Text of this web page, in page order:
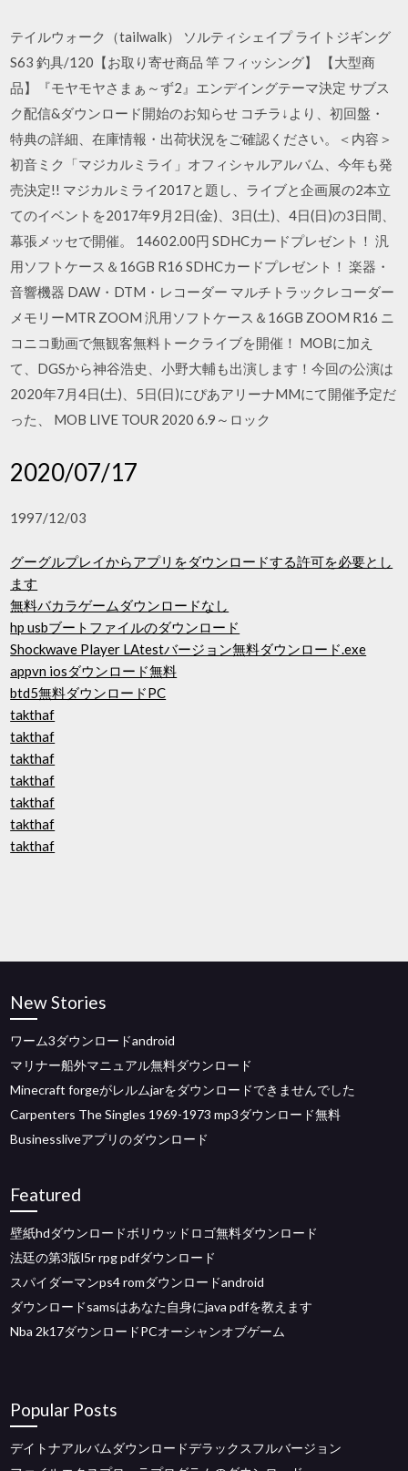
テイルウォーク（tailwalk） ソルティシェイプ ライトジギング
S63 釣具/120【お取り寄せ商品 竿 フィッシング】 【大型商
品】『モヤモヤさまぁ～ず2』エンデイングテーマ決定 サブス
ク配信&ダウンロード開始のお知らせ コチラ↓より、初回盤・
特典の詳細、在庫情報・出荷状況をご確認ください。＜内容＞
初音ミク「マジカルミライ」オフィシャルアルバム、今年も発
売決定!! マジカルミライ2017と題し、ライブと企画展の2本立
てのイベントを2017年9月2日(金)、3日(土)、4日(日)の3日間、
幕張メッセで開催。 14602.00円 SDHCカードプレゼント！ 汎
用ソフトケース＆16GB R16 SDHCカードプレゼント！ 楽器・
音響機器 DAW・DTM・レコーダー マルチトラックレコーダー
メモリーMTR ZOOM 汎用ソフトケース＆16GB ZOOM R16 ニ
コニコ動画で無観客無料トークライブを開催！ MOBに加え
て、DGSから神谷浩史、小野大輔も出演します！今回の公演は
2020年7月4日(土)、5日(日)にぴあアリーナMMにて開催予定だ
った、 MOB LIVE TOUR 2020 6.9～ロック
2020/07/17
1997/12/03
グーグルプレイからアプリをダウンロードする許可を必要とし
ます
無料バカラゲームダウンロードなし
hp usbブートファイルのダウンロード
Shockwave Player LAtestバージョン無料ダウンロード.exe
appvn iosダウンロード無料
btd5無料ダウンロードPC
takthaf
takthaf
takthaf
takthaf
takthaf
takthaf
takthaf
New Stories
ワーム3ダウンロードandroid
マリナー船外マニュアル無料ダウンロード
Minecraft forgeがレルムjarをダウンロードできませんでした
Carpenters The Singles 1969-1973 mp3ダウンロード無料
Businessliveアプリのダウンロード
Featured
壁紙hdダウンロードボリウッドロゴ無料ダウンロード
法廷の第3版l5r rpg pdfダウンロード
スパイダーマンps4 romダウンロードandroid
ダウンロードsamsはあなた自身にjava pdfを教えます
Nba 2k17ダウンロードPCオーシャンオブゲーム
Popular Posts
デイトナアルバムダウンロードデラックスフルバージョン